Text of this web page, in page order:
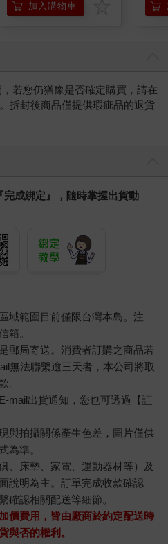
加入購物車
若您仍猶豫是否確定購買，請在
拆封後商品僅提供瑕疵品的退貨
成綁定』，隨時掌握出貨動
域範圍目前僅限台灣本島。注
箱。
郵局寄送。消費者訂購之商品若
無法聯繫逾三天者，本公司將取
。
mail出貨通知，您也可透過【訂
與拍攝關係產生色差，圖片僅供
為準。
、床墊、家電、運動器材等）及
說明為主。訂單完成收款確認
確認相關配送等細節。
價費用，皆由廠商於約定配送時
與否的權利。